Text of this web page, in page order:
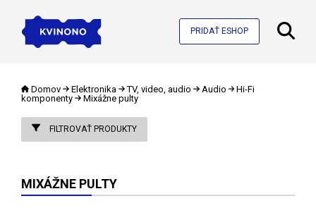
PRIDAŤ ESHOP
Domov Elektronika TV, video, audio Audio
Hi-Fi
komponenty
Mixážne pulty
FILTROVAŤ PRODUKTY
MIXÁŽNE PULTY